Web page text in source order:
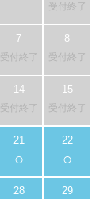
受付終了
受付終了 受付終了
受付終了 受付終了
○ ○